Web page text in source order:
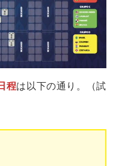
程は以下の通り。（試